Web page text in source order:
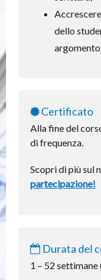
dello
Certificato
Alla fine del
di frequenza.
Scopri di più sul
partecipazione!
Durata del
1 – 52